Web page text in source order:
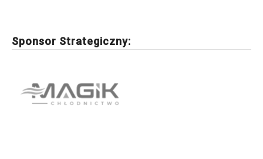
Sponsor Strategiczny: